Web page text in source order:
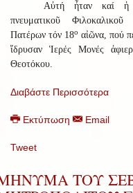
Αὐτή ἦταν καί ἡ
πνευματικοῦ
Πατέρων τόν 18ο αἰῶνα, πού
ἵδρυσαν Ἱερές Μονές
Θεοτόκου.
Διαβάστε Περισσότερα
Εκτύπωση Email
Tweet
ΤΟΥ